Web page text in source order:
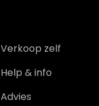
Verkoop zelf
Help & info
Advies